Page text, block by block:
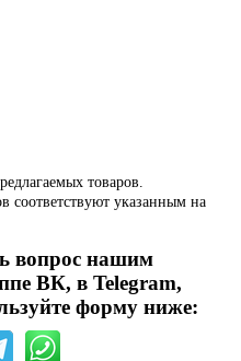
товаров.
соответствуют указанным на
вопрос нашим
ВК, в Telegram,
форму ниже: